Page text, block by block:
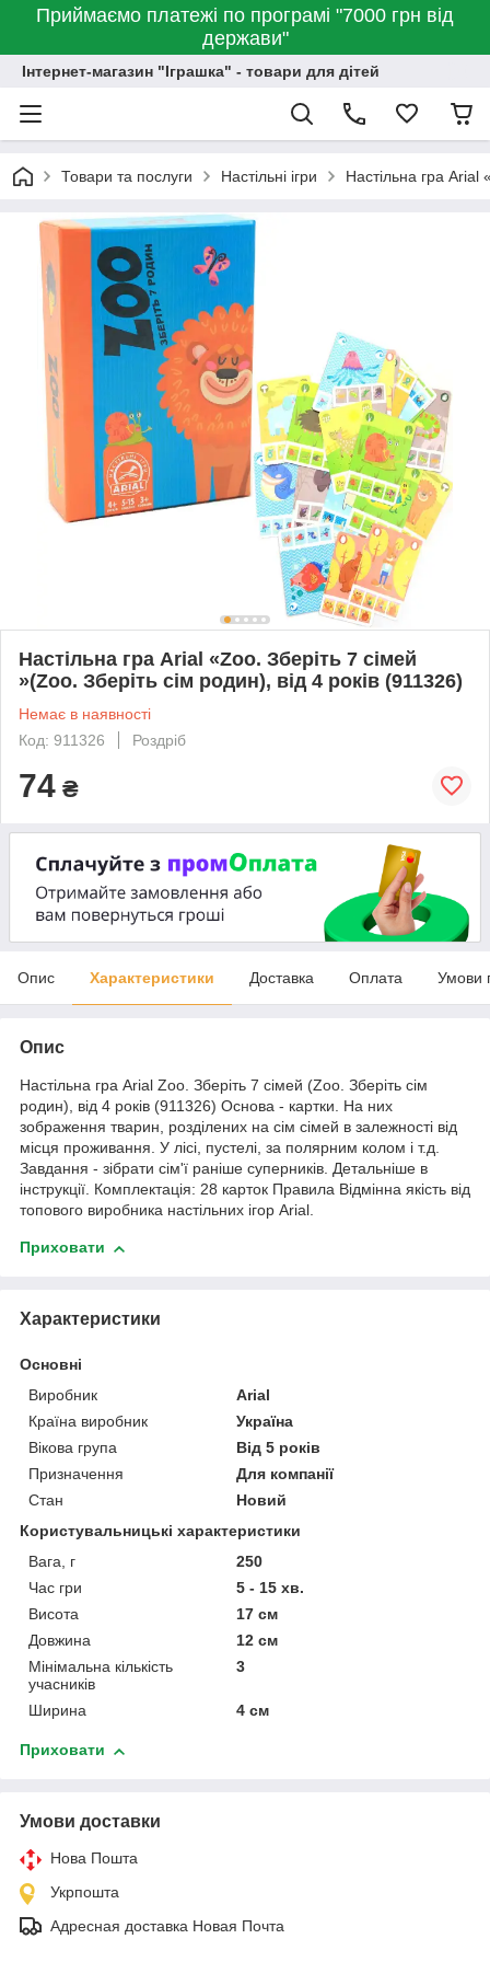
Приймаємо платежі по програмі "7000 грн від
держави"
Інтернет-магазин "Іграшка" - товари для дітей
Товари та послуги Настільні ігри Настільна гра Arial
Настільна гра Arial «Zoo. Зберіть 7 сімей
»(Zoo. Зберіть сім родин), від 4 років (911326)
Немає в наявності
Код: 911326
Роздріб
74 ₴
Опис Характеристики Доставка Оплата Умови
Опис
Настільна гра Arial Zoo. Зберіть 7 сімей (Zoo. Зберіть сім
родин), від 4 років (911326) Основа - картки. На них
зображення тварин, розділених на сім сімей в залежності від
місця проживання. У лісі, пустелі, за полярним колом і т.д.
Завдання - зібрати сім'ї раніше суперників. Детальніше в
інструкції. Комплектація: 28 карток Правила Відмінна якість від
топового виробника настільних ігор Arial.
Приховати
Характеристики
Основні
Виробник
Arial
Країна виробник
Україна
Вікова група
Від 5 років
Призначення
Для компанії
Стан
Новий
Користувальницькі характеристики
Вага, г
250
Час гри
5 - 15 хв.
Висота
17 см
Довжина
12 см
Мінімальна кількість
учасників
3
Ширина 4 см
Приховати
Умови доставки
Нова Пошта
Укрпошта
Адресная доставка Новая Почта